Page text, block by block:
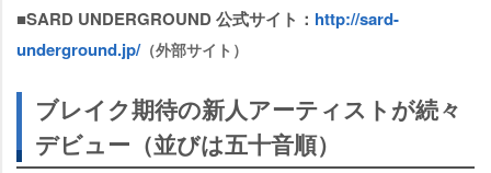
■SARD UNDERGROUND 公式サイト： http://sard-
underground.jp/（外部サイト）
ブレイク期待の新人アーティストが続々
デビュー（並びは五十音順）